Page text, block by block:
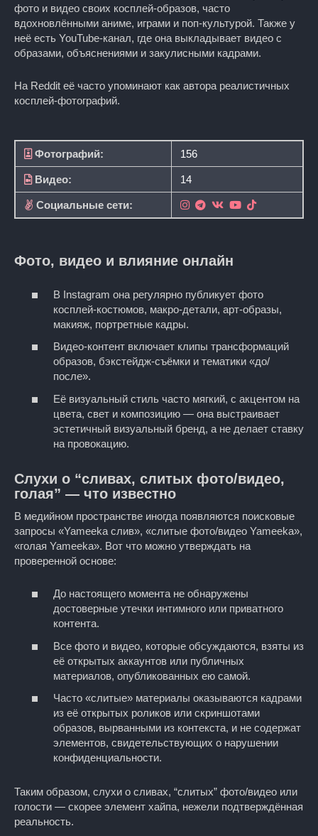
фото и видео своих косплей-образов, часто
вдохновлёнными аниме, играми и поп-культурой. Также у
неё есть YouTube-канал, где она выкладывает видео с
образами, объяснениями и закулисными кадрами.
На Reddit её часто упоминают как автора реалистичных
косплей-фотографий.
Фотографий: 156
Видео: 14
Социальные сети:
Фото, видео и влияние онлайн
В Instagram она регулярно публикует фото
косплей-костюмов, макро-детали, арт-образы,
макияж, портретные кадры.
Видео-контент включает клипы трансформаций
образов, бэкстейдж-съёмки и тематики «до/
после».
Её визуальный стиль часто мягкий, с акцентом на
цвета, свет и композицию — она выстраивает
эстетичный визуальный бренд, а не делает ставку
на провокацию.
Слухи о “сливах, слитых фото/видео,
голая” — что известно
В медийном пространстве иногда появляются поисковые
запросы «Yameeka слив», «слитые фото/видео Yameeka»,
«голая Yameeka». Вот что можно утверждать на
проверенной основе:
До настоящего момента не обнаружены
достоверные утечки интимного или приватного
контента.
Все фото и видео, которые обсуждаются, взяты из
её открытых аккаунтов или публичных
материалов, опубликованных ею самой.
Часто «слитые» материалы оказываются кадрами
из её открытых роликов или скриншотами
образов, вырванными из контекста, и не содержат
элементов, свидетельствующих о нарушении
конфиденциальности.
Таким образом, слухи о сливах, “слитых” фото/видео или
голости — скорее элемент хайпа, нежели подтверждённая
реальность.